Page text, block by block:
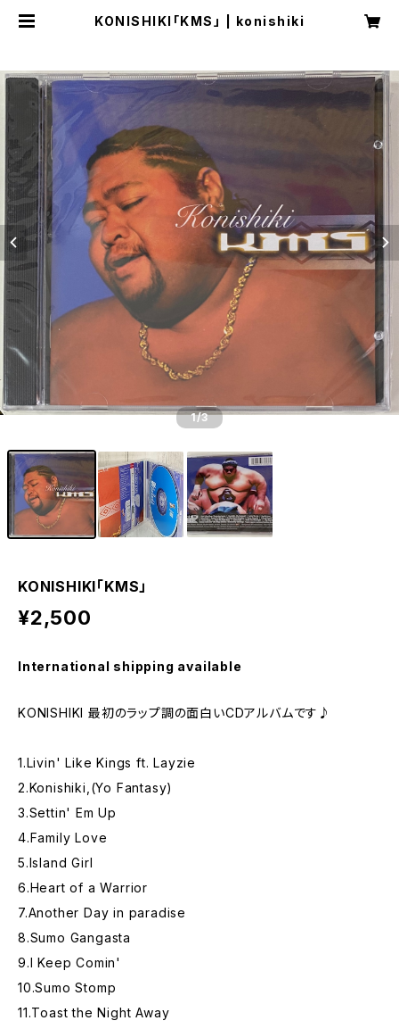
KONISHIKI「KMS」 | konishiki
1/3
KONISHIKI「KMS」
¥2,500
International shipping available
KONISHIKI 最初のラップ調の面白いCDアルバムです♪
1.Livin' Like Kings ft. Layzie
2.Konishiki,(Yo Fantasy)
3.Settin' Em Up
4.Family Love
5.Island Girl
6.Heart of a Warrior
7.Another Day in paradise
8.Sumo Gangasta
9.I Keep Comin'
10.Sumo Stomp
11.Toast the Night Away